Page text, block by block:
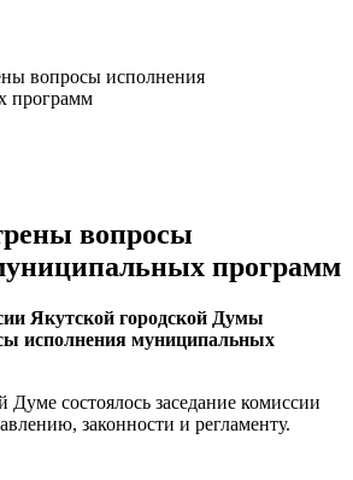
вопросы исполнения
программ
вопросы
программ
Якутской городской Думы
исполнения муниципальных
Думе состоялось заседание комиссии
законности и регламенту.